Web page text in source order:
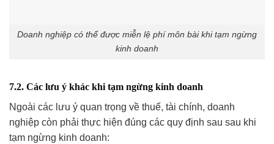
Doanh nghiệp có thể được miễn lệ phí môn bài khi tạm ngừng
kinh doanh
7.2. Các lưu ý khác khi tạm ngừng kinh doanh
Ngoài các lưu ý quan trọng về thuế, tài chính, doanh
nghiệp còn phải thực hiện đúng các quy định sau sau khi
tạm ngừng kinh doanh: